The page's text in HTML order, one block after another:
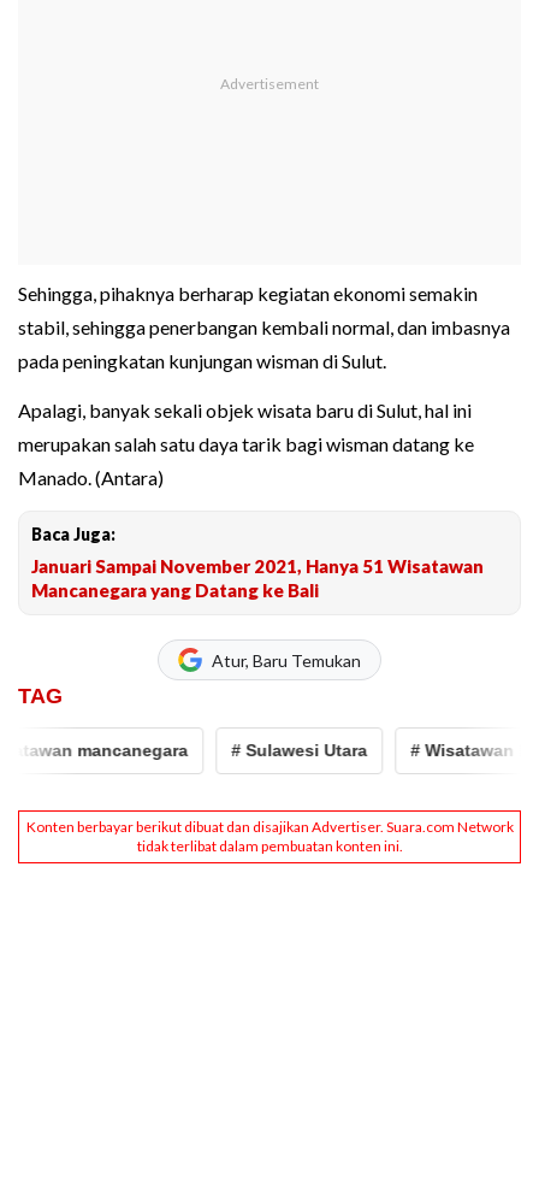
Sehingga, pihaknya berharap kegiatan ekonomi semakin
stabil, sehingga penerbangan kembali normal, dan imbasnya
pada peningkatan kunjungan wisman di Sulut.
Apalagi, banyak sekali objek wisata baru di Sulut, hal ini
merupakan salah satu daya tarik bagi wisman datang ke
Manado. (Antara)
Baca Juga:
Januari Sampai November 2021, Hanya 51 Wisatawan
Mancanegara yang Datang ke Bali
Atur, Baru Temukan
TAG
mancanegara # Sulawesi Utara # Wisatawan